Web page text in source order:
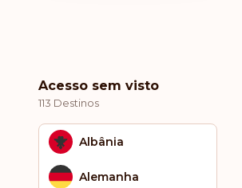
Acesso sem visto
113 Destinos
Albânia
Alemanha